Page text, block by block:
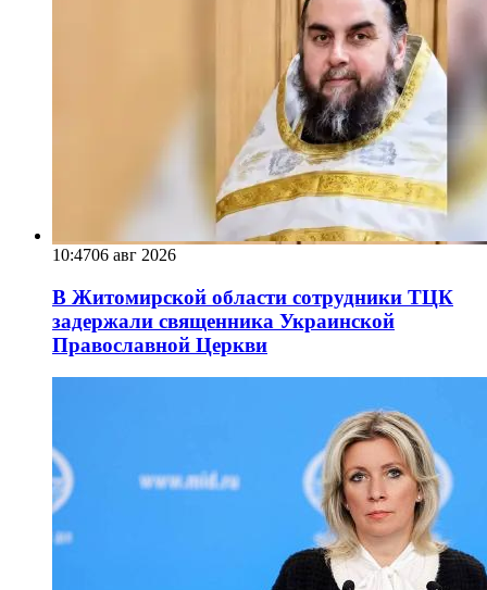
10:4706 авг 2026
В Житомирской области сотрудники ТЦК
задержали священника Украинской
Православной Церкви